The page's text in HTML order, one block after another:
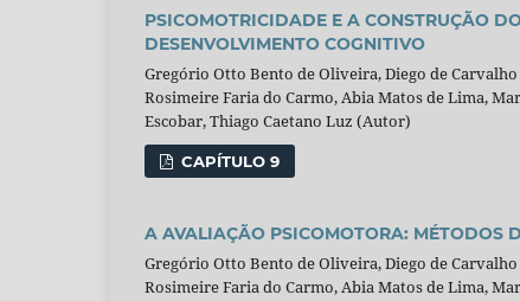
PSICOMOTRICIDADE E A CONSTRUÇÃO
DESENVOLVIMENTO COGNITIVO
Gregório Otto Bento de Oliveira, Diego de
Rosimeire Faria do Carmo, Abia Matos de Lima,
Escobar, Thiago Caetano Luz (Autor)
CAPÍTULO 9
A AVALIAÇÃO PSICOMOTORA: MÉTODOS
Gregório Otto Bento de Oliveira, Diego de
Rosimeire Faria do Carmo, Abia Matos de Lima,